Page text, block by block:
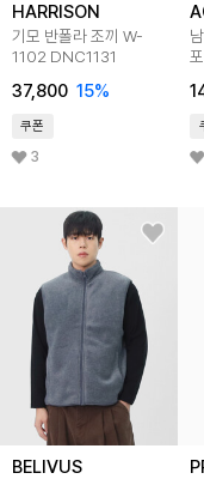
HARRISON
기모 반폴라 조끼 W-
1102 DNC1131
37,800 15%
쿠폰
3
BELIVUS